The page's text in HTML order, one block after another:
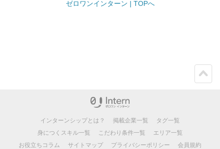
ゼロワンインターン | TOPへ
インターンシップとは？ 掲載企業一覧
タグ一覧
身につくスキル一覧
こだわり条件一覧
エリア一覧
お役立ちコラム
サイトマップ プライバシーポリシー 会員規約